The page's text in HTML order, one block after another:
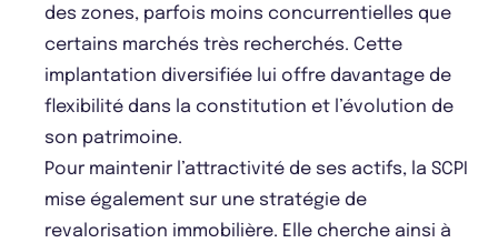
des zones, parfois moins concurrentielles que
certains marchés très recherchés. Cette
implantation diversifiée lui offre davantage de
flexibilité dans la constitution et l’évolution de
son patrimoine.
Pour maintenir l’attractivité de ses actifs, la SCPI
mise également sur une stratégie de
revalorisation immobilière. Elle cherche ainsi à